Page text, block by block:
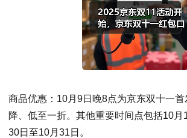
商品优惠：10月9日晚8点为京东双十一
降、低至一折。其他重要时间点包括10月
30日至10月31日。